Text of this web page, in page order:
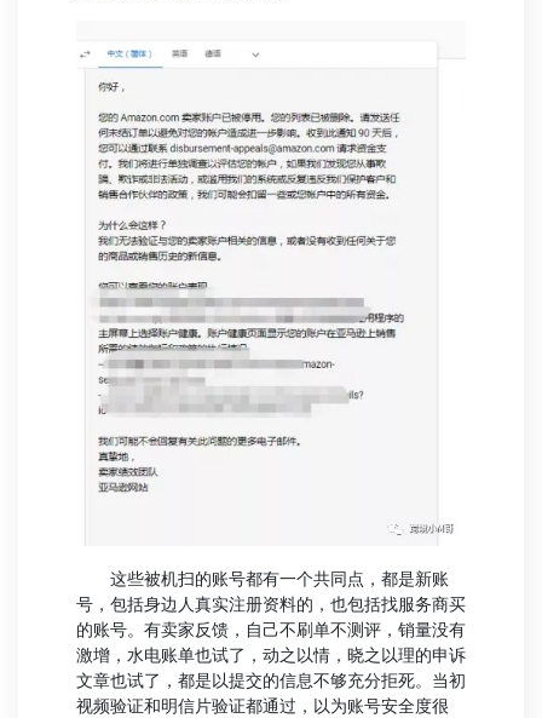
这些被机扫的账号都有一个共同点，都是新账
号，包括身边人真实注册资料的，也包括找服务商买
的账号。有卖家反馈，自己不刷单不测评，销量没有
激增，水电账单也试了，动之以情，晓之以理的申诉
文章也试了，都是以提交的信息不够充分拒死。当初
视频验证和明信片验证都通过，以为账号安全度很